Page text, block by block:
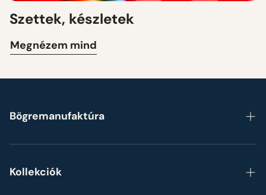
Szettek, készletek
Megnézem mind
Bögremanufaktúra
Főoldal
Rólunk
Kollekciók